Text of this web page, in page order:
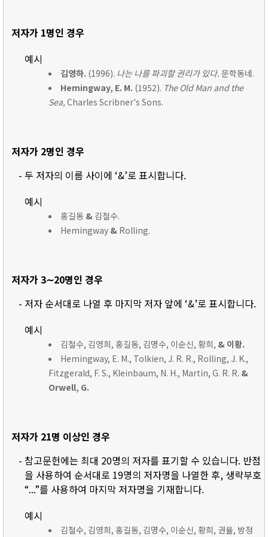
저자가 1명인 경우
예시
김영하. (1996). 나는 나를 파괴할 권리가 있다. 문학동네.
Hemingway, E. M. (1952). The Old Man and the
Sea,Charles Scribner's Sons.
저자가 2명인 경우
- 두 저자의 이름 사이에 ‘&’로 표시합니다.
예시
홍길동 & 김철수.
Hemingway & Rolling.
저자가 3∼20명인 경우
- 저자 순서대로 나열 후 마지막 저자 앞에 ‘&’로 표시합니다.
예시
김철수, 김영희, 홍길동, 김명수, 이순신, 황희, & 이황.
Hemingway, E. M., Tolkien, J. R. R., Rolling, J. K.,
Fitzgerald, F. S., Kleinbaum, N. H., Martin, G. R. R. &
Orwell, G.
저자가 21명 이상인 경우
- 참고문헌에는 최대 20명의 저자를 표기할 수 있습니다. 반점
을 사용하여 순서대로 19명의 저자명을 나열한 후, 생략부호
“...”를 사용하여 마지막 저자명을 기재합니다.
예시
김철수, 김영희, 홍길동, 김명수, 이순신, 황희, 권율, 방정